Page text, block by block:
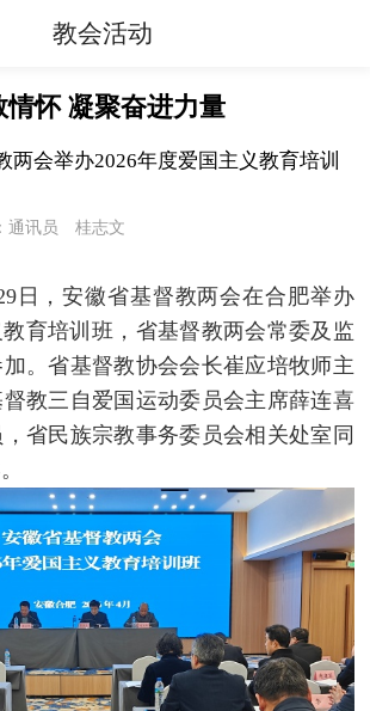
教会活动
情怀 凝聚奋进力量
会举办2026年度爱国主义教育培训
通讯员 桂志文
日，安徽省基督教两会在合肥举办
教育培训班，省基督教两会常委及监
。省基督教协会会长崔应培牧师主
教三自爱国运动委员会主席薛连喜
省民族宗教事务委员会相关处室同